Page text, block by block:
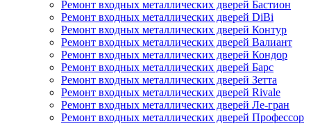
Ремонт входных металлических дверей Бастион
Ремонт входных металлических дверей DiBi
Ремонт входных металлических дверей Контур
Ремонт входных металлических дверей Валиант
Ремонт входных металлических дверей Кондор
Ремонт входных металлических дверей Барс
Ремонт входных металлических дверей Зетта
Ремонт входных металлических дверей Rivale
Ремонт входных металлических дверей Ле-гран
Ремонт входных металлических дверей Профессор